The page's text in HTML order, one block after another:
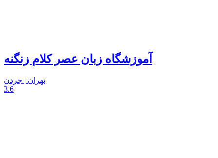
آموزشگاه زبان عصر کلام زنگنه
تهران | جردن
3.6